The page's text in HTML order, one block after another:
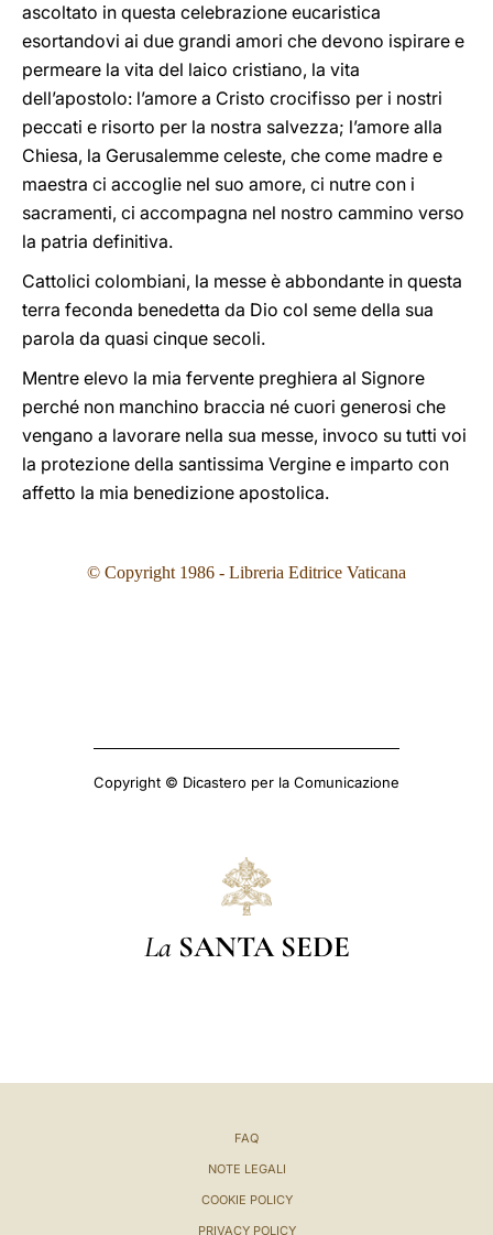
ascoltato in questa celebrazione eucaristica
esortandovi ai due grandi amori che devono ispirare e
permeare la vita del laico cristiano, la vita
dell’apostolo: l’amore a Cristo crocifisso per i nostri
peccati e risorto per la nostra salvezza; l’amore alla
Chiesa, la Gerusalemme celeste, che come madre e
maestra ci accoglie nel suo amore, ci nutre con i
sacramenti, ci accompagna nel nostro cammino verso
la patria definitiva.
Cattolici colombiani, la messe è abbondante in questa
terra feconda benedetta da Dio col seme della sua
parola da quasi cinque secoli.
Mentre elevo la mia fervente preghiera al Signore
perché non manchino braccia né cuori generosi che
vengano a lavorare nella sua messe, invoco su tutti voi
la protezione della santissima Vergine e imparto con
affetto la mia benedizione apostolica.
© Copyright 1986 - Libreria Editrice Vaticana
Copyright © Dicastero per la Comunicazione
La SANTA SEDE
FAQ
NOTE LEGALI
COOKIE POLICY
PRIVACY POLICY